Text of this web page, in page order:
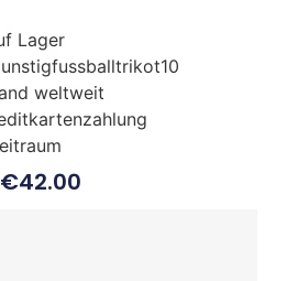
Lager
weltweit
€42.00